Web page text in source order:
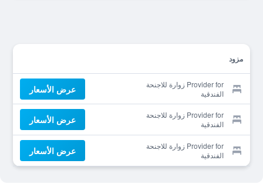
مزود
Provider for زوارة للاجنحة
الفندقية
عرض الأسعار
Provider for زوارة للاجنحة
الفندقية
عرض الأسعار
Provider for زوارة للاجنحة
الفندقية
عرض الأسعار